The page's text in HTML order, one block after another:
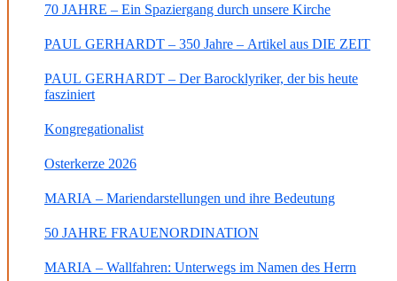
70 JAHRE – Ein Spaziergang durch unsere Kirche
PAUL GERHARDT – 350 Jahre – Artikel aus DIE ZEIT
PAUL GERHARDT – Der Barocklyriker, der bis heute
fasziniert
Kongregationalist
Osterkerze 2026
MARIA – Mariendarstellungen und ihre Bedeutung
50 JAHRE FRAUENORDINATION
MARIA – Wallfahren: Unterwegs im Namen des Herrn